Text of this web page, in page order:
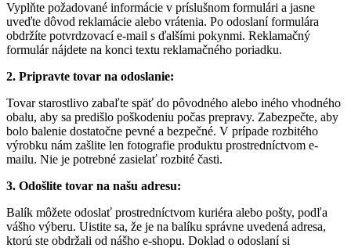
Vyplňte požadované informácie v príslušnom formulári a jasne
uveďte dôvod reklamácie alebo vrátenia. Po odoslaní formulára
obdržíte potvrdzovací e-mail s ďalšími pokynmi. Reklamačný
formulár nájdete na konci textu reklamačného poriadku.
2. Pripravte tovar na odoslanie:
Tovar starostlivo zabaľte späť do pôvodného alebo iného vhodného
obalu, aby sa predišlo poškodeniu počas prepravy. Zabezpečte, aby
bolo balenie dostatočne pevné a bezpečné. V prípade rozbitého
výrobku nám zašlite len fotografie produktu prostredníctvom e-
mailu. Nie je potrebné zasielať rozbité časti.
3. Odošlite tovar na našu adresu:
Balík môžete odoslať prostredníctvom kuriéra alebo pošty, podľa
vášho výberu. Uistite sa, že je na balíku správne uvedená adresa,
ktorú ste obdržali od nášho e-shopu. Doklad o odoslaní si